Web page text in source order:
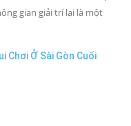
gian giải trí lại là một
Chơi Ở Sài Gòn Cuối